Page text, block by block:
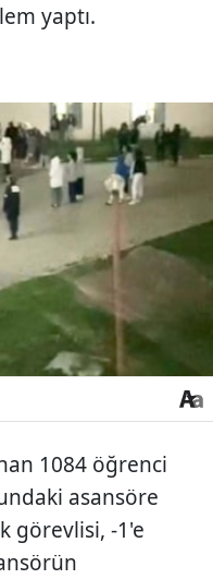
yaptı.
1084 öğrenci
asansöre
görevlisi, -1'e